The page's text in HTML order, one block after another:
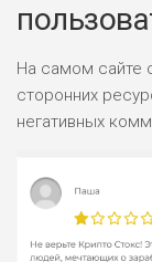
На самом сайте
сторонних
негативных